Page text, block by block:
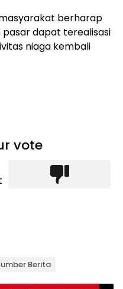
berharap
dapat terealisasi
niaga kembali
vote
Berita